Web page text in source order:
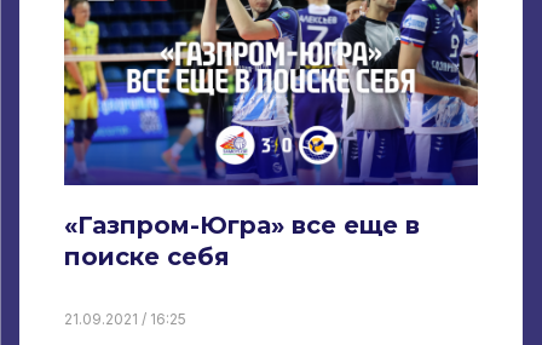
«Газпром-Югра» все еще в
поиске себя
21.09.2021 / 16:25